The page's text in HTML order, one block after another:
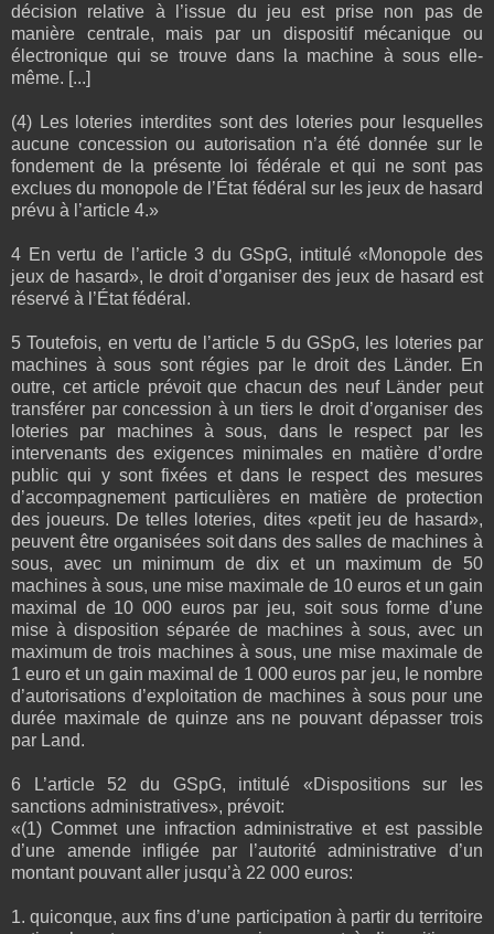
décision relative à l’issue du jeu est prise non pas de
manière centrale, mais par un dispositif mécanique ou
électronique qui se trouve dans la machine à sous elle-
même. [...]
(4) Les loteries interdites sont des loteries pour lesquelles
aucune concession ou autorisation n’a été donnée sur le
fondement de la présente loi fédérale et qui ne sont pas
exclues du monopole de l’État fédéral sur les jeux de hasard
prévu à l’article 4.»
4 En vertu de l’article 3 du GSpG, intitulé «Monopole des
jeux de hasard», le droit d’organiser des jeux de hasard est
réservé à l’État fédéral.
5 Toutefois, en vertu de l’article 5 du GSpG, les loteries par
machines à sous sont régies par le droit des Länder. En
outre, cet article prévoit que chacun des neuf Länder peut
transférer par concession à un tiers le droit d’organiser des
loteries par machines à sous, dans le respect par les
intervenants des exigences minimales en matière d’ordre
public qui y sont fixées et dans le respect des mesures
d’accompagnement particulières en matière de protection
des joueurs. De telles loteries, dites «petit jeu de hasard»,
peuvent être organisées soit dans des salles de machines à
sous, avec un minimum de dix et un maximum de 50
machines à sous, une mise maximale de 10 euros et un gain
maximal de 10 000 euros par jeu, soit sous forme d’une
mise à disposition séparée de machines à sous, avec un
maximum de trois machines à sous, une mise maximale de
1 euro et un gain maximal de 1 000 euros par jeu, le nombre
d’autorisations d’exploitation de machines à sous pour une
durée maximale de quinze ans ne pouvant dépasser trois
par Land.
6 L’article 52 du GSpG, intitulé «Dispositions sur les
sanctions administratives», prévoit:
«(1) Commet une infraction administrative et est passible
d’une amende infligée par l’autorité administrative d’un
montant pouvant aller jusqu’à 22 000 euros:
1. quiconque, aux fins d’une participation à partir du territoire